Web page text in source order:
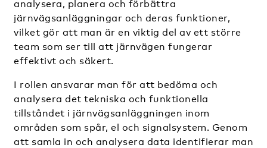
analysera, planera och förbättra
järnvägsanläggningar och deras funktioner,
vilket gör att man är en viktig del av ett större
team som ser till att järnvägen fungerar
effektivt och säkert.
I rollen ansvarar man för att bedöma och
analysera det tekniska och funktionella
tillståndet i järnvägsanläggningen inom
områden som spår, el och signalsystem. Genom
att samla in och analysera data identifierar man